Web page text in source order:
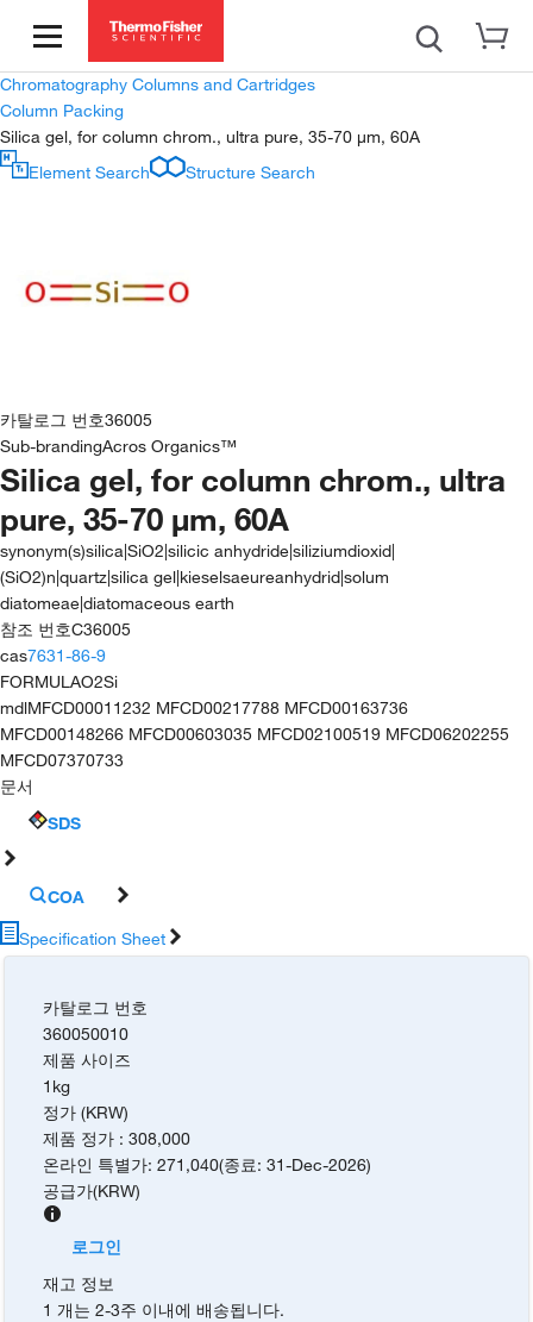
Chromatography Columns and Cartridges
Column Packing
Silica gel, for column chrom., ultra pure, 35-70 µm, 60A
Element Search
Structure Search
카탈로그 번호36005
Sub-brandingAcros Organics™
Silica gel, for column chrom., ultra
pure, 35-70 µm, 60A
synonym(s)silica|SiO2|silicic anhydride|siliziumdioxid|
(SiO2)n|quartz|silica gel|kieselsaeureanhydrid|solum
diatomeae|diatomaceous earth
참조 번호C36005
cas7631-86-9
FORMULAO2Si
mdlMFCD00011232 MFCD00217788 MFCD00163736
MFCD00148266 MFCD00603035 MFCD02100519 MFCD06202255
MFCD07370733
문서
SDS
COA
Specification Sheet
카탈로그 번호
360050010
제품 사이즈
1kg
정가 (KRW)
제품 정가 :308,000
온라인 특별가:271,040(종료:31-Dec-2026)
공급가(KRW)
로그인
재고 정보
1 개는 2-3주 이내에 배송됩니다.